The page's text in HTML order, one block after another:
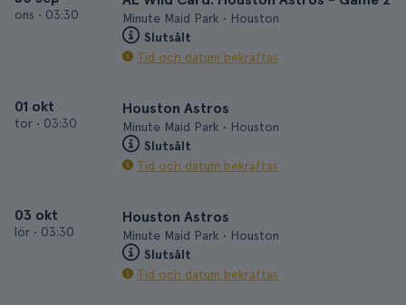
ons • 03:30
Minute Maid Park • Houston
Slutsålt
Tid och datum bekräftas
01 okt
tor • 03:30
Houston Astros
Minute Maid Park • Houston
Slutsålt
Tid och datum bekräftas
03 okt
lör • 03:30
Houston Astros
Minute Maid Park • Houston
Slutsålt
Tid och datum bekräftas